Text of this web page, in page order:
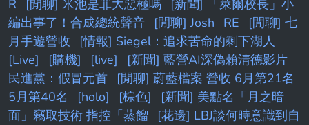
R
[閒聊] 米池是罪大惡極嗎
[新聞] 「萊爾校長」小
編出事了！合成總統聲音
[閒聊] Josh RE
[閒聊] 七
月手遊營收
[情報] Siegel：追求苦命的剩下湖人
[Live]
[購機] [live]
[新聞] 藍營AI深偽賴清德影片
民進黨：假冒元首
[閒聊] 蔚藍檔案 營收 6月第21名
5月第40名
[holo] [棕色]
[新聞] 美點名「月之暗
面」竊取技術 指控「蒸餾
[花邊] LBJ談何時意識到自